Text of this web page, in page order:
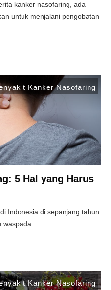
kanker nasofaring, ada
untuk menjalani pengobatan
Kanker Nasofaring
5 Hal yang Harus
Indonesia di sepanjang tahun
waspada
Kanker Nasofaring